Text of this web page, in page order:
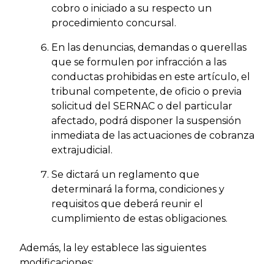
cobro o iniciado a su respecto un
procedimiento concursal.
En las denuncias, demandas o querellas
que se formulen por infracción a las
conductas prohibidas en este artículo, el
tribunal competente, de oficio o previa
solicitud del SERNAC o del particular
afectado, podrá disponer la suspensión
inmediata de las actuaciones de cobranza
extrajudicial.
Se dictará un reglamento que
determinará la forma, condiciones y
requisitos que deberá reunir el
cumplimiento de estas obligaciones.
Además, la ley establece las siguientes